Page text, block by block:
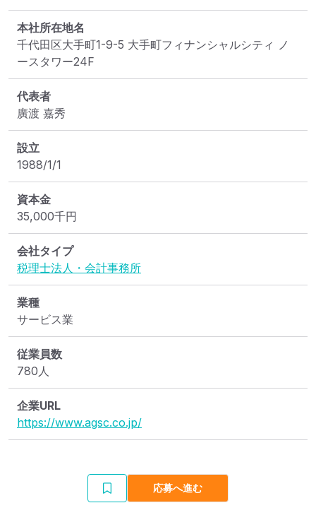
本社所在地名
千代田区大手町1-9-5 大手町フィナンシャルシティ ノ
ースタワー24F
代表者
廣渡 嘉秀
設立
1988/1/1
資本金
35,000千円
会社タイプ
税理士法人・会計事務所
業種
サービス業
従業員数
780人
企業URL
https://www.agsc.co.jp/
応募へ進む